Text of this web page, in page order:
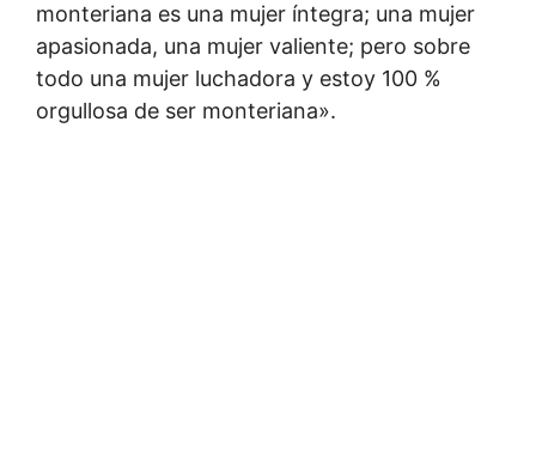
monteriana es una mujer íntegra; una mujer
apasionada, una mujer valiente; pero sobre
todo una mujer luchadora y estoy 100 %
orgullosa de ser monteriana».